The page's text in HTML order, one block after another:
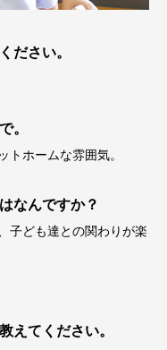
ださい。
。
トホームな雰囲気。
なんですか？
子ども達との関わりが楽
えてください。